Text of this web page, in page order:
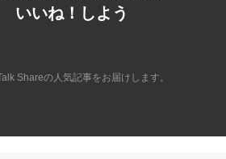
いいね！しよう
Shareの人気記事をお届けします。